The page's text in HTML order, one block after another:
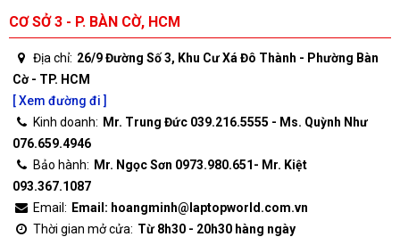
CƠ SỞ 3 - P. BÀN CỜ, HCM
Địa chỉ: 26/9 Đường Số 3, Khu Cư Xá Đô Thành - Phường Bàn
Cờ - TP. HCM
[ Xem đường đi ]
Kinh doanh: Mr. Trung Đức 039.216.5555 - Ms. Quỳnh Như
076.659.4946
Bảo hành: Mr. Ngọc Sơn 0973.980.651- Mr. Kiệt
093.367.1087
Email: Email: hoangminh@laptopworld.com.vn
Thời gian mở cửa: Từ 8h30 - 20h30 hàng ngày